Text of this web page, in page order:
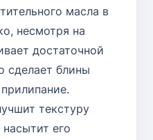
масла в
несмотря на
достаточной
сделает блины
текстуру
его